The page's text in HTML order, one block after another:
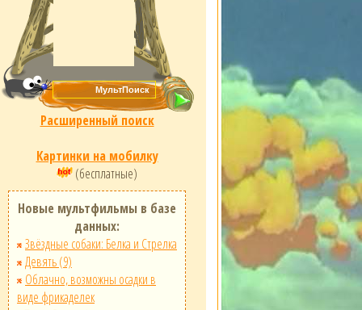
Расширенный поиск
Картинки на мобилку
(бесплатные)
Новые мультфильмы в базе
данных:
Звёздные собаки: Белка и Стрелка
Девять (9)
Облачно, возможны осадки в
виде фрикаделек